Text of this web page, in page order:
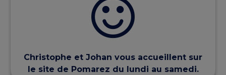
Christophe et Johan vous accueillent sur
le site de Pomarez du lundi au samedi.